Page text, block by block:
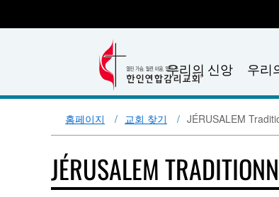
우리의 신앙 우리
홈페이지 교회 찾기 JÉRUSALEM
JÉRUSALEM